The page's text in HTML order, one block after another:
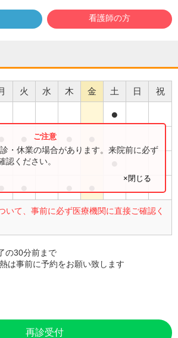
看護師の方
火 水 木 金 土 日 祝
●
いて、事前に必ず医療機関に直接ご確認く
・休業の場合があります。来院前に必ず
認ください。
×閉じる
の30分前まで
は事前に予約をお願い致します
再診受付